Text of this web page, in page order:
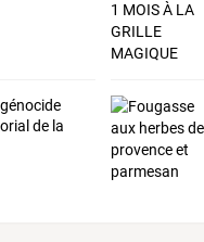
de la